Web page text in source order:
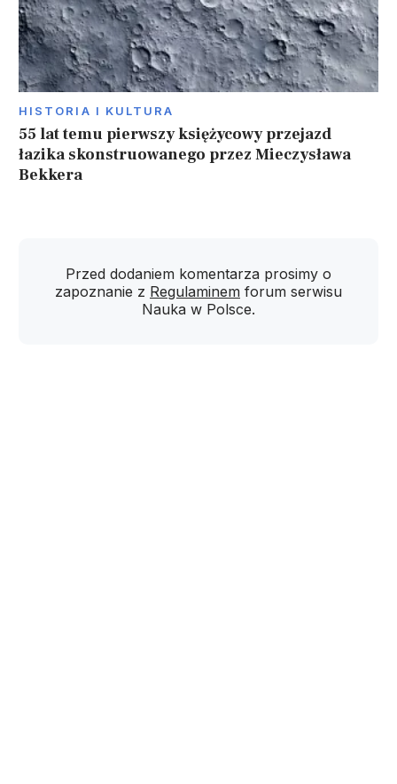
HISTORIA I KULTURA
55 lat temu pierwszy księżycowy przejazd
łazika skonstruowanego przez Mieczysława
Bekkera
Przed dodaniem komentarza prosimy o
zapoznanie z Regulaminem forum serwisu
Nauka w Polsce.